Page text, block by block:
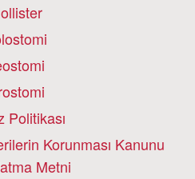
Politikası
Korunması Kanunu
Metni